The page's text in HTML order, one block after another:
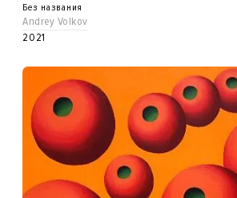
Без названия
Andrey Volkov
2021